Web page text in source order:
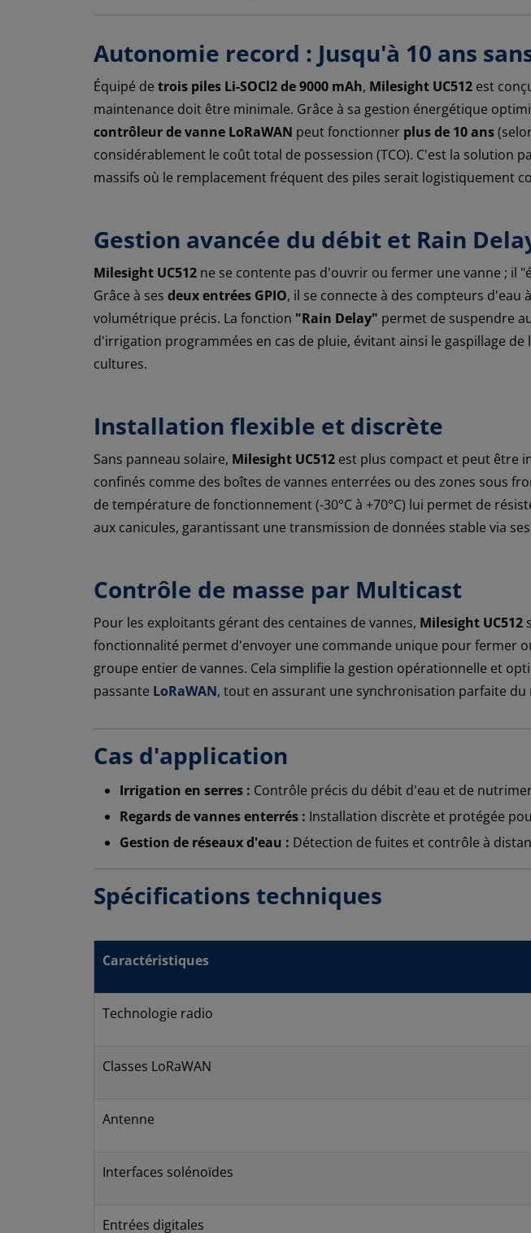
Autonomie record : Jusqu'à 10 ans
Équipé de trois piles Li-SOCl2 de 9000 mAh, Milesight UC512 est
maintenance doit être minimale. Grâce à sa gestion énergétique
contrôleur de vanne LoRaWAN peut fonctionner plus de 10 ans
considérablement le coût total de possession (TCO). C'est la solution
massifs où le remplacement fréquent des piles serait logistiquement
Gestion avancée du débit et Rain
Milesight UC512 ne se contente pas d'ouvrir ou fermer une vanne ; il
Grâce à ses deux entrées GPIO, il se connecte à des compteurs d'eau
volumétrique précis. La fonction "Rain Delay" permet de suspendre
d'irrigation programmées en cas de pluie, évitant ainsi le gaspillage
cultures.
Installation flexible et discrète
Sans panneau solaire, Milesight UC512 est plus compact et peut être
confinés comme des boîtes de vannes enterrées ou des zones sous
de température de fonctionnement (-30°C à +70°C) lui permet de
aux canicules, garantissant une transmission de données stable via
Contrôle de masse par Multicast
Pour les exploitants gérant des centaines de vannes, Milesight UC512
fonctionnalité permet d'envoyer une commande unique pour fermer
groupe entier de vannes. Cela simplifie la gestion opérationnelle et
passante LoRaWAN, tout en assurant une synchronisation parfaite du
Cas d'application
Irrigation en serres : Contrôle précis du débit d'eau et de
Regards de vannes enterrés : Installation discrète et protégée
Gestion de réseaux d'eau : Détection de fuites et contrôle à
Spécifications techniques
Caractéristiques
Technologie radio
Classes LoRaWAN
Antenne
Interfaces solénoïdes
Entrées digitales